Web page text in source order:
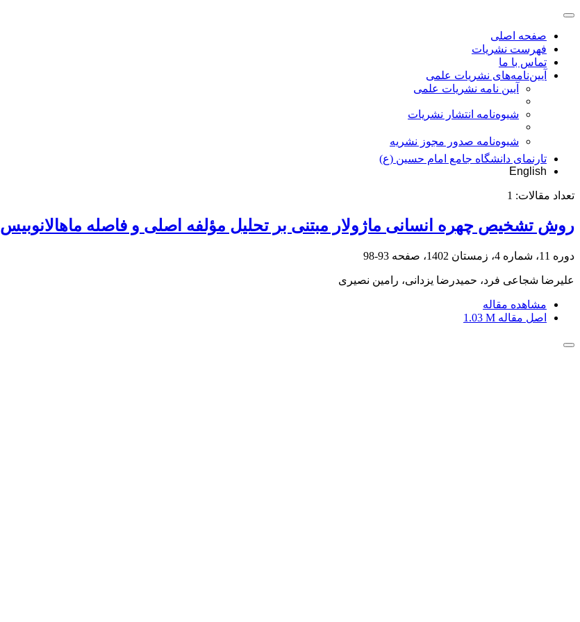
صفحه اصلی
فهرست نشریات
تماس با ما
آیین‌نامه‌های نشریات علمی
آیین نامه نشریات علمی
شیوه‌نامه انتشار نشریات
شیوهنامه صدور مجوز نشریه
تارنمای دانشگاه جامع امام حسین (ع)
English
تعداد مقالات: 1
روش تشخیص چهره انسانی ماژولار مبتنی بر تحلیل مؤلفه اصلی و فاصله ماهالانوبیس
دوره 11، شماره 4، زمستان 1402، صفحه 93-98
علیرضا شجاعی فرد، حمیدرضا یزدانی، رامین نصیری
مشاهده مقاله
اصل مقاله 1.03 M